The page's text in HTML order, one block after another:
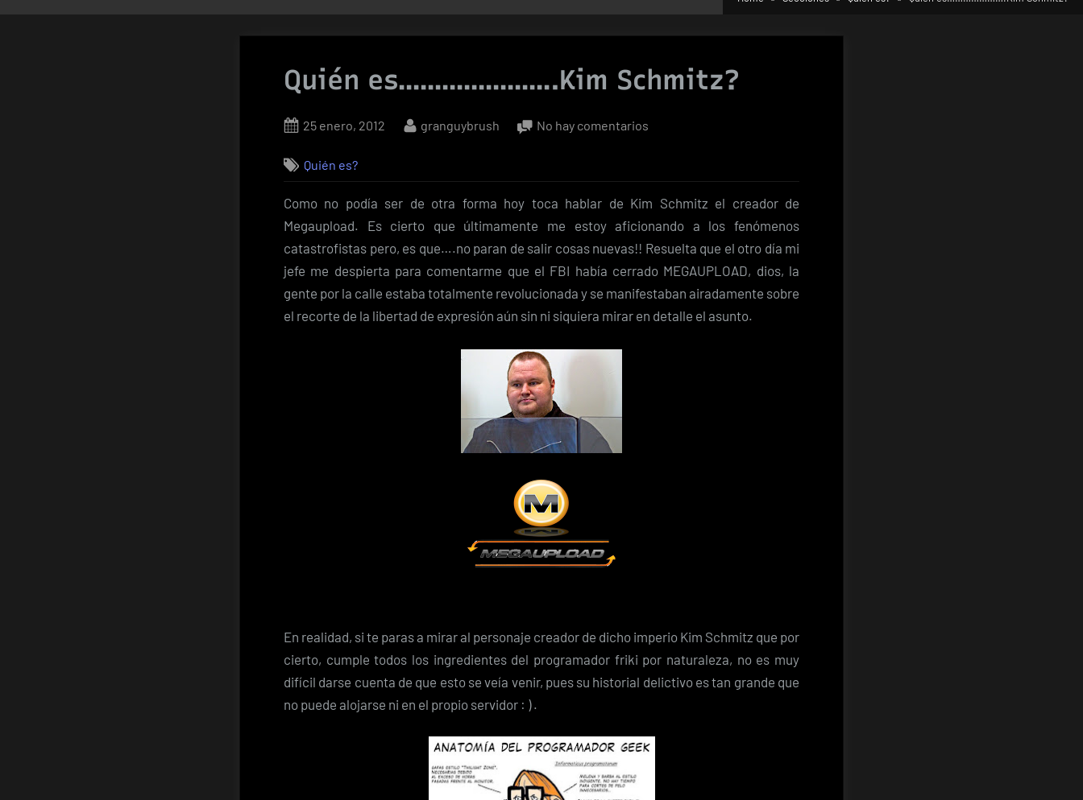
Quién es………………….Kim Schmitz?
Posted
25 enero, 2012 By
granguybrush No hay comentarios
Quién es?
Como no podía ser de otra forma hoy toca hablar de Kim Schmitz el creador de
Megaupload. Es cierto que últimamente me estoy aficionando a los fenómenos
catastrofistas pero, es que….no paran de salir cosas nuevas!! Resuelta que el otro día mi
jefe me despierta para comentarme que el FBI había cerrado MEGAUPLOAD, dios, la
gente por la calle estaba totalmente revolucionada y se manifestaban airadamente sobre
el recorte de la libertad de expresión aún sin ni siquiera mirar en detalle el asunto.
En realidad, si te paras a mirar al personaje creador de dicho imperio Kim Schmitz que por
cierto, cumple todos los ingredientes del programador friki por naturaleza, no es muy
difícil darse cuenta de que esto se veía venir, pues su historial delictivo es tan grande que
no puede alojarse ni en el propio servidor : ) .